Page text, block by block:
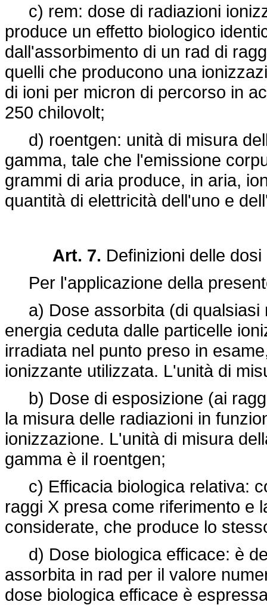
c) rem: dose di radiazioni
produce un effetto biologico
dall'assorbimento di un rad di
quelli che producono una
di ioni per micron di percorso in
250 chilovolt;
d) roentgen: unità di misura
gamma, tale che l'emissione
grammi di aria produce, in aria,
quantità di elettricità dell'uno e
Art. 7. Definizioni delle dosi
Per l'applicazione della
a) Dose assorbita (di qualsiasi
energia ceduta dalle particelle
irradiata nel punto preso in
ionizzante utilizzata. L'unità di
b) Dose di esposizione (ai
la misura delle radiazioni in
ionizzazione. L'unità di misura
gamma è il roentgen;
c) Efficacia biologica relativa:
raggi X presa come riferimento e
considerate, che produce lo
d) Dose biologica efficace: è
assorbita in rad per il valore
dose biologica efficace è